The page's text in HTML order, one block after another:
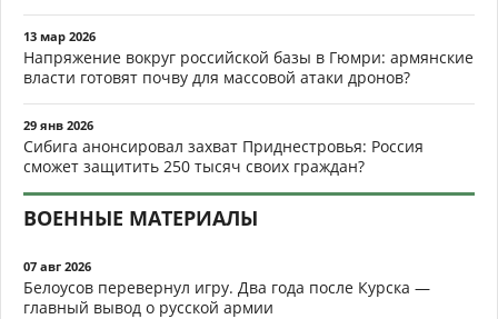
13 мар 2026
Напряжение вокруг российской базы в Гюмри: армянские
власти готовят почву для массовой атаки дронов?
29 янв 2026
Сибига анонсировал захват Приднестровья: Россия
сможет защитить 250 тысяч своих граждан?
ВОЕННЫЕ МАТЕРИАЛЫ
07 авг 2026
Белоусов перевернул игру. Два года после Курска —
главный вывод о русской армии